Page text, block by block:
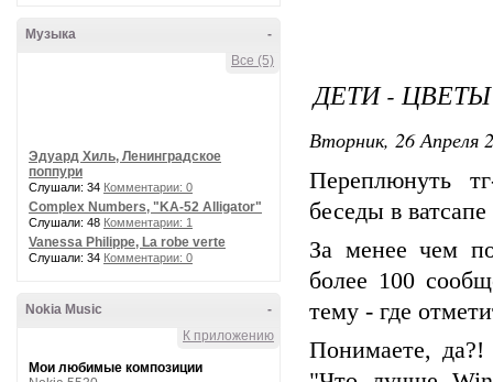
-
Музыка
Все (5)
Эдуард Хиль, Ленинградское
поппури
Слушали: 34 Комментарии: 0
Complex Numbers, "KA-52 Alligator"
Слушали: 48 Комментарии: 1
Vanessa Philippe, La robe verte
Слушали: 34 Комментарии: 0
-
Nokia Music
К приложению
Мои любимые композиции
ДЕТИ -
Вторник, 26 Апреля
Переплюнуть
беседы в
За менее чем
более 100
тему - где
Понимаете,